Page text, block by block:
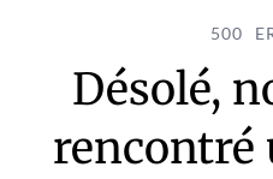
500
Désolé,
rencontré